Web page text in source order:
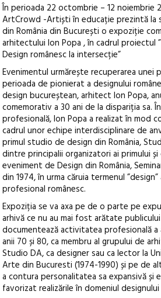
În perioada 22 octombrie – 12 noiembrie
ArtCrowd -Artiști în educație prezintă la
din România din București o expoziție
arhitectului Ion Popa , în cadrul proiectul
Design românesc la intersecție”
Evenimentul urmărește recuperarea unei
perioada de pionierat a designului
design bucureștean, arhitect Ion Popa,
comemorativ a 30 ani de la dispariția sa.
profesională, Ion Popa a realizat în mod
cadrul unor echipe interdisciplinare de
primul studio de design din România,
dintre principalii organizatori ai primului și
eveniment de Design din România,
din 1974, în urma căruia termenul
profesional românesc.
Expoziția se va axa pe de o parte pe
arhivă ce nu au mai fost arătate publicului
documentează activitatea profesională
anii 70 și 80, ca membru al grupului de
Studio DA, ca designer sau ca lector la
Arte din Bucuresti (1974-1990) și pe de
a contura personalitatea sa expansivă și
favorizat realizările în domeniul